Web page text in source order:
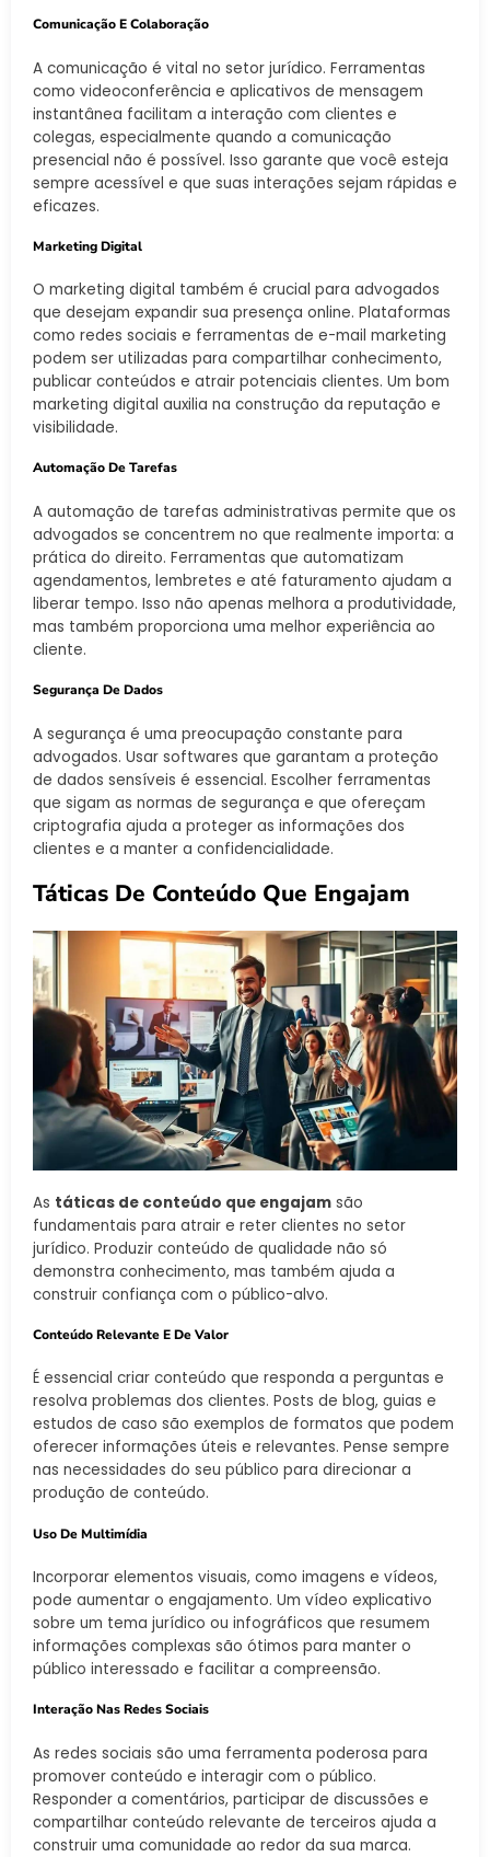
Comunicação E Colaboração
A comunicação é vital no setor jurídico. Ferramentas
como videoconferência e aplicativos de mensagem
instantânea facilitam a interação com clientes e
colegas, especialmente quando a comunicação
presencial não é possível. Isso garante que você esteja
sempre acessível e que suas interações sejam rápidas e
eficazes.
Marketing Digital
O marketing digital também é crucial para advogados
que desejam expandir sua presença online. Plataformas
como redes sociais e ferramentas de e-mail marketing
podem ser utilizadas para compartilhar conhecimento,
publicar conteúdos e atrair potenciais clientes. Um bom
marketing digital auxilia na construção da reputação e
visibilidade.
Automação De Tarefas
A automação de tarefas administrativas permite que os
advogados se concentrem no que realmente importa: a
prática do direito. Ferramentas que automatizam
agendamentos, lembretes e até faturamento ajudam a
liberar tempo. Isso não apenas melhora a produtividade,
mas também proporciona uma melhor experiência ao
cliente.
Segurança De Dados
A segurança é uma preocupação constante para
advogados. Usar softwares que garantam a proteção
de dados sensíveis é essencial. Escolher ferramentas
que sigam as normas de segurança e que ofereçam
criptografia ajuda a proteger as informações dos
clientes e a manter a confidencialidade.
Táticas De Conteúdo Que Engajam
As táticas de conteúdo que engajam são
fundamentais para atrair e reter clientes no setor
jurídico. Produzir conteúdo de qualidade não só
demonstra conhecimento, mas também ajuda a
construir confiança com o público-alvo.
Conteúdo Relevante E De Valor
É essencial criar conteúdo que responda a perguntas e
resolva problemas dos clientes. Posts de blog, guias e
estudos de caso são exemplos de formatos que podem
oferecer informações úteis e relevantes. Pense sempre
nas necessidades do seu público para direcionar a
produção de conteúdo.
Uso De Multimídia
Incorporar elementos visuais, como imagens e vídeos,
pode aumentar o engajamento. Um vídeo explicativo
sobre um tema jurídico ou infográficos que resumem
informações complexas são ótimos para manter o
público interessado e facilitar a compreensão.
Interação Nas Redes Sociais
As redes sociais são uma ferramenta poderosa para
promover conteúdo e interagir com o público.
Responder a comentários, participar de discussões e
compartilhar conteúdo relevante de terceiros ajuda a
construir uma comunidade ao redor da sua marca.